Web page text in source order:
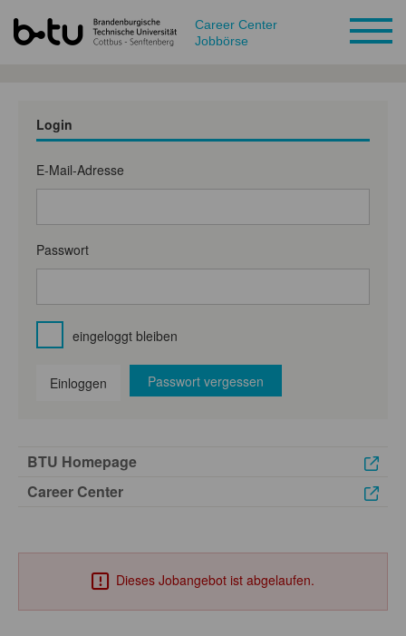
Career Center
Jobbörse
Login
E-Mail-Adresse
Passwort
eingeloggt bleiben
Einloggen Passwort vergessen
BTU Homepage
Career Center
Dieses Jobangebot ist abgelaufen.